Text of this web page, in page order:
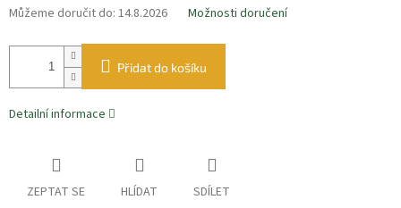
Můžeme doručit do: 14.8.2026 Možnosti doručení
Přidat do košíku
Detailní informace
ZEPTAT SE HLÍDAT SDÍLET